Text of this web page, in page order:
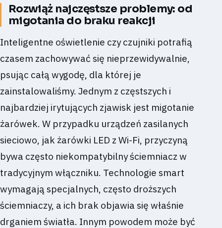
Rozwiąż najczęstsze problemy: od
migotania do braku reakcji
Inteligentne oświetlenie czy czujniki potrafią
czasem zachowywać się nieprzewidywalnie,
psując całą wygodę, dla której je
zainstalowaliśmy. Jednym z częstszych i
najbardziej irytujących zjawisk jest migotanie
żarówek. W przypadku urządzeń zasilanych
sieciowo, jak żarówki LED z Wi-Fi, przyczyną
bywa często niekompatybilny ściemniacz w
tradycyjnym włączniku. Technologie smart
wymagają specjalnych, często droższych
ściemniaczy, a ich brak objawia się właśnie
drganiem światła. Innym powodem może być